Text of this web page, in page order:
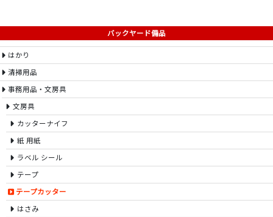
バックヤード備品
はかり
清掃用品
事務用品・文房具
文房具
カッターナイフ
紙 用紙
ラベル シール
テープ
テープカッター
はさみ